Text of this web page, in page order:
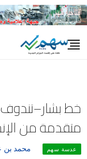
Skip
to
خط
متقدمة من
عدسة سهم
محمد بن